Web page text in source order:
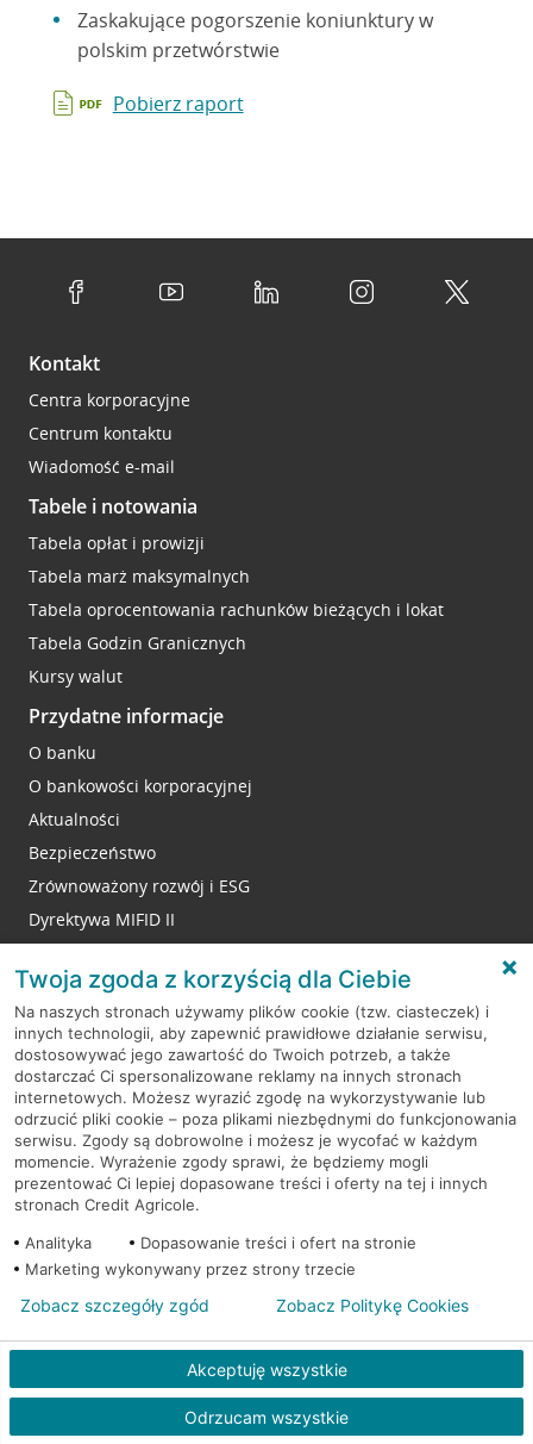
Zaskakujące pogorszenie koniunktury w
polskim przetwórstwie
Pobierz raport
Kontakt
Centra korporacyjne
Centrum kontaktu
Wiadomość e-mail
Tabele i notowania
Tabela opłat i prowizji
Tabela marż maksymalnych
Tabela oprocentowania rachunków bieżących i lokat
Tabela Godzin Granicznych
Kursy walut
Przydatne informacje
O banku
O bankowości korporacyjnej
Aktualności
Bezpieczeństwo
Zrównoważony rozwój i ESG
Dyrektywa MIFID II
RODO
Regulamin serwisu
Mapa serwisu
PolitykaCookies
© 2026 Credit Agricole Bank Polska S.A. Wszelkie prawa zastrzeżone
Twoja zgoda z korzyścią dla Ciebie
Na naszych stronach używamy plików cookie (tzw. ciasteczek) i
innych technologii, aby zapewnić prawidłowe działanie serwisu,
dostosowywać jego zawartość do Twoich potrzeb, a także
dostarczać Ci spersonalizowane reklamy na innych stronach
internetowych. Możesz wyrazić zgodę na wykorzystywanie lub
odrzucić pliki cookie – poza plikami niezbędnymi do funkcjonowania
serwisu. Zgody są dobrowolne i możesz je wycofać w każdym
momencie. Wyrażenie zgody sprawi, że będziemy mogli
prezentować Ci lepiej dopasowane treści i oferty na tej i innych
stronach Credit Agricole.
Analityka
Dopasowanie treści i ofert na stronie
Marketing wykonywany przez strony trzecie
Akceptuję wszystkie
Odrzucam wszystkie
Zobacz szczegóły zgód Zobacz Politykę Cookies